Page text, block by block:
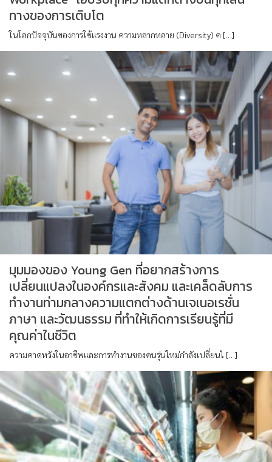
ทางของการเติบโต
ในโลกปัจจุบันของการใช้แรงงาน ความหลากหลาย (Diversity) ค […]
มุมมองของ Young Gen ที่อยากสร้างการ
เปลี่ยนแปลงในองค์กรและสังคม และเคล็ดลับการ
ทำงานท่ามกลางความแตกต่างด้านเจเนอเรชั่น
ภาษา และวัฒนธรรม ที่ทำให้เกิดการเรียนรู้ที่มี
คุณค่าในชีวิต
ความคาดหวังในอาชีพและการทำงานของคนรุ่นใหม่กำลังเปลี่ยนไ […]